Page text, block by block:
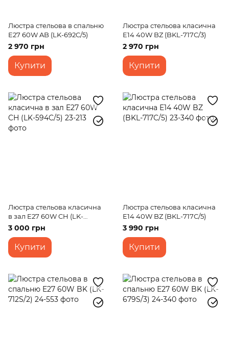
Люстра стельова в спальню
E27 60W AB (LK-692C/5)
2 970 грн
Купити
Люстра стельова класична
E14 40W BZ (BKL-717C/3)
2 970 грн
Купити
Люстра стельова класична
в зал E27 60W CH (LK-
594C/5)
3 000 грн
Купити
Люстра стельова класична
E14 40W BZ (BKL-717C/5)
3 990 грн
Купити